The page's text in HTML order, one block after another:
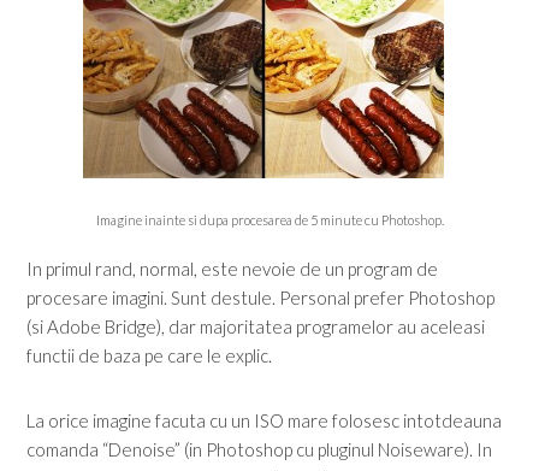
Imagine inainte si dupa procesarea de 5 minute cu Photoshop.
In primul rand, normal, este nevoie de un program de
procesare imagini. Sunt destule. Personal prefer Photoshop
(si Adobe Bridge), dar majoritatea programelor au aceleasi
functii de baza pe care le explic.
La orice imagine facuta cu un ISO mare folosesc intotdeauna
comanda “Denoise” (in Photoshop cu pluginul Noiseware). In